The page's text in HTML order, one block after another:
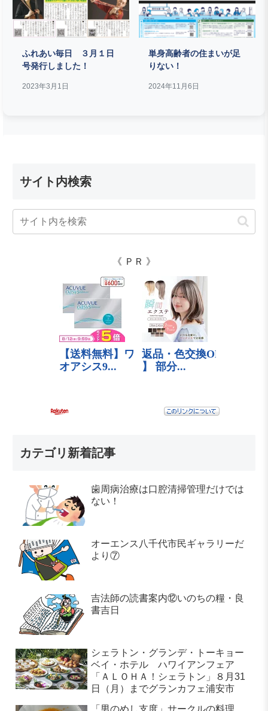
ふれあい毎日 ３月１日
号発行しました！
2023年3月1日
単身高齢者の住まいが足
りない！
2024年11月6日
サイト内検索
《 ＰＲ 》
カテゴリ新着記事
歯周病治療は口腔清掃管理だけでは
ない！
オーエンス八千代市民ギャラリーだ
より⑦
吉法師の読書案内⑫いのちの糧・良
書吉日
シェラトン・グランデ・トーキョー
ベイ・ホテル ハワイアンフェア
「ＡＬＯＨＡ！シェラトン」８月31
日（月）までグランカフェ浦安市